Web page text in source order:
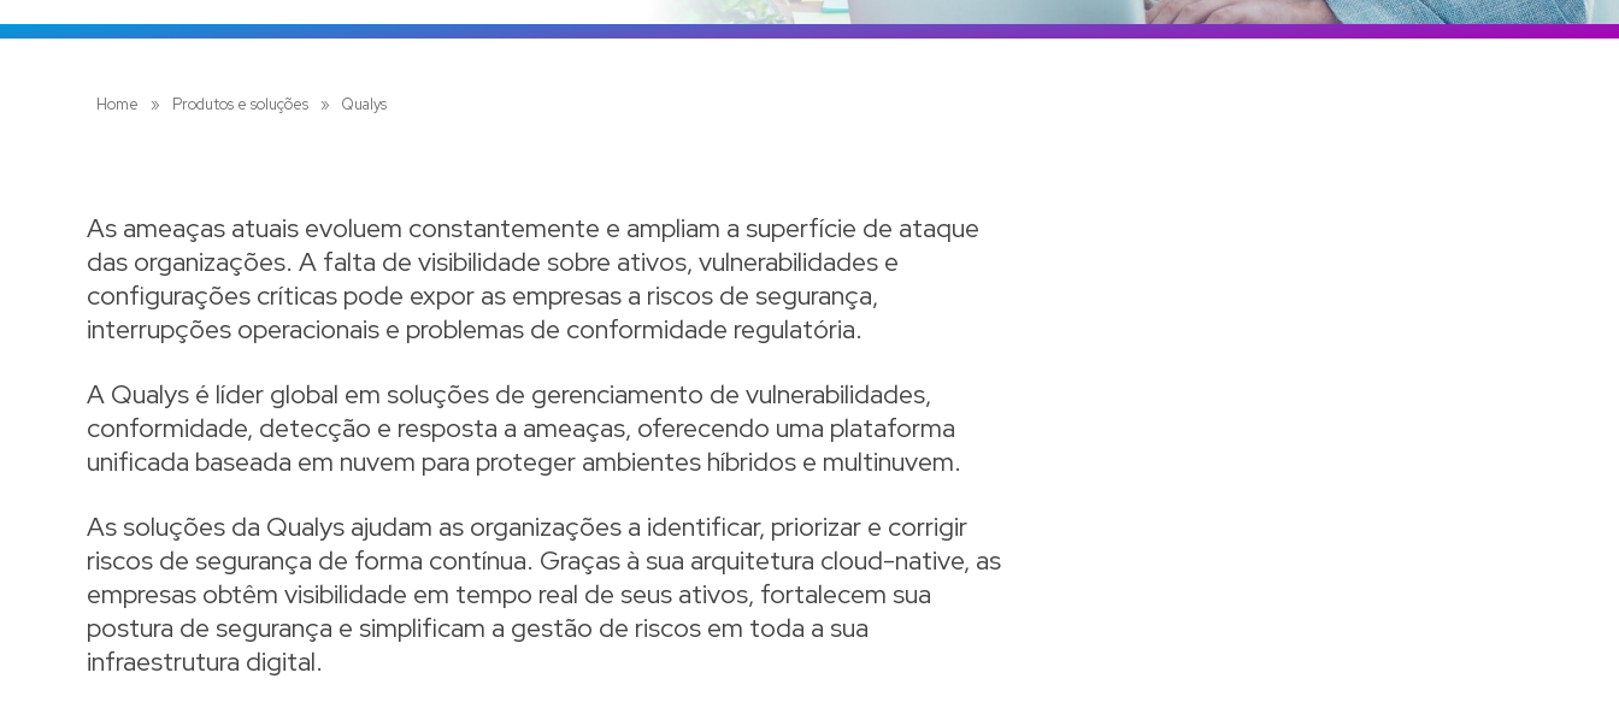
Colombia
Home » Produtos e soluções » Qualys
As ameaças atuais evoluem constantemente e ampliam a superfície de ataque
das organizações. A falta de visibilidade sobre ativos, vulnerabilidades e
configurações críticas pode expor as empresas a riscos de segurança,
interrupções operacionais e problemas de conformidade regulatória.
A Qualys é líder global em soluções de gerenciamento de vulnerabilidades,
conformidade, detecção e resposta a ameaças, oferecendo uma plataforma
unificada baseada em nuvem para proteger ambientes híbridos e multinuvem.
As soluções da Qualys ajudam as organizações a identificar, priorizar e corrigir
riscos de segurança de forma contínua. Graças à sua arquitetura cloud-native, as
empresas obtêm visibilidade em tempo real de seus ativos, fortalecem sua
postura de segurança e simplificam a gestão de riscos em toda a sua
infraestrutura digital.